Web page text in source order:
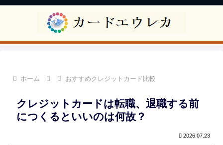
ホーム おすすめクレジットカード比較
クレジットカードは転職、退職する前
につくるといいのは何故？
2026.07.23